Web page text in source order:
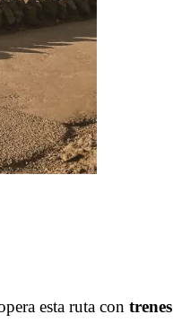
esta ruta con trenes